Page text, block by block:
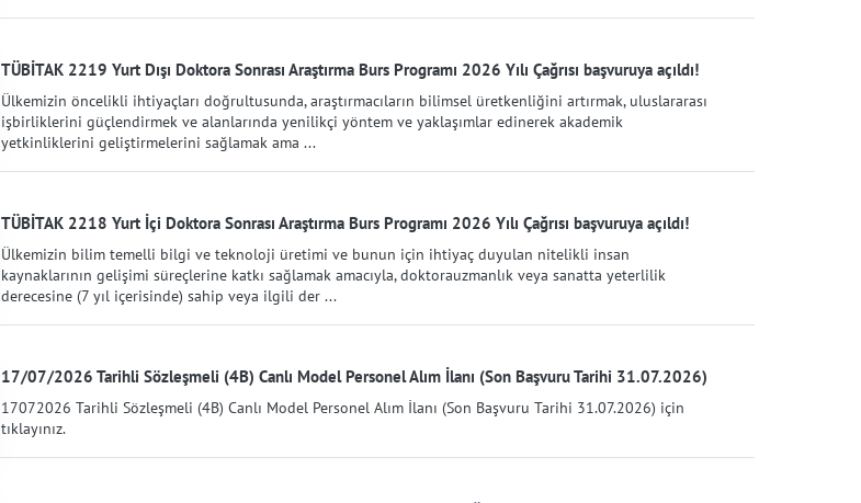
TÜBİTAK 2219 Yurt Dışı Doktora Sonrası Araştırma Burs Programı 2026 Yılı Çağrısı başvuruya açıldı!
Ülkemizin öncelikli ihtiyaçları doğrultusunda, araştırmacıların bilimsel üretkenliğini artırmak, uluslararası
işbirliklerini güçlendirmek ve alanlarında yenilikçi yöntem ve yaklaşımlar edinerek akademik
yetkinliklerini geliştirmelerini sağlamak ama ...
TÜBİTAK 2218 Yurt İçi Doktora Sonrası Araştırma Burs Programı 2026 Yılı Çağrısı başvuruya açıldı!
Ülkemizin bilim temelli bilgi ve teknoloji üretimi ve bunun için ihtiyaç duyulan nitelikli insan
kaynaklarının gelişimi süreçlerine katkı sağlamak amacıyla, doktorauzmanlık veya sanatta yeterlilik
derecesine (7 yıl içerisinde) sahip veya ilgili der ...
17/07/2026 Tarihli Sözleşmeli (4B) Canlı Model Personel Alım İlanı (Son Başvuru Tarihi 31.07.2026)
17072026 Tarihli Sözleşmeli (4B) Canlı Model Personel Alım İlanı (Son Başvuru Tarihi 31.07.2026) için
tıklayınız.